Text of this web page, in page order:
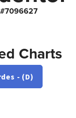
Charts
- (D)